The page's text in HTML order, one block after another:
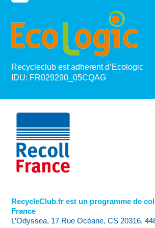
Recycleclub est adherent d’Ecologic
IDU: FR029290_05CQAG
RecycleClub.fr est un programme de
France
L’Odyssea, 17 Rue Océane, CS 20316,